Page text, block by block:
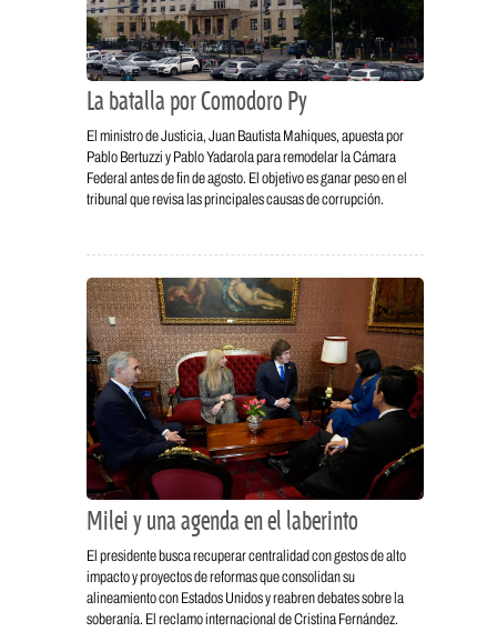
La batalla por Comodoro Py
El ministro de Justicia, Juan Bautista Mahiques, apuesta por
Pablo Bertuzzi y Pablo Yadarola para remodelar la Cámara
Federal antes de fin de agosto. El objetivo es ganar peso en el
tribunal que revisa las principales causas de corrupción.
Milei y una agenda en el laberinto
El presidente busca recuperar centralidad con gestos de alto
impacto y proyectos de reformas que consolidan su
alineamiento con Estados Unidos y reabren debates sobre la
soberanía. El reclamo internacional de Cristina Fernández.